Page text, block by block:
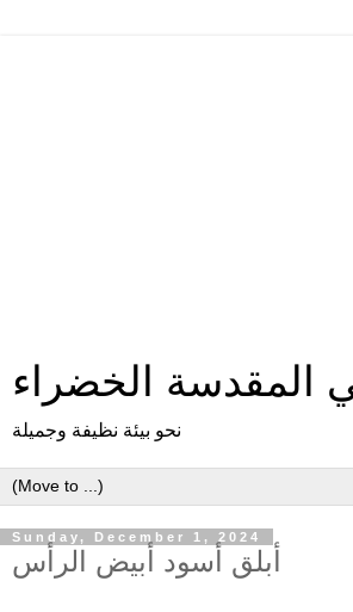
المقدسة الخضراء
نحو بيئة نظيفة وجميلة
Sunday, December 1, 2024
أبلق أسود أبيض الرأس